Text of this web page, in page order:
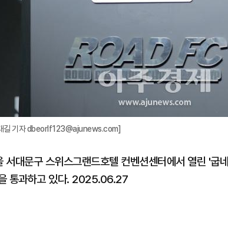
길 기자 dbeorlf123@ajunews.com]
서대문구 스위스그랜드호텔 컨벤션센터에서 열린 '
통과하고 있다. 2025.06.27